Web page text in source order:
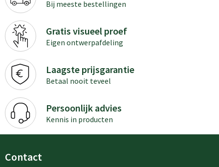
Bij meeste bestellingen
Gratis visueel proef
Eigen ontwerpafdeling
Laagste prijsgarantie
Betaal nooit teveel
Persoonlijk advies
Kennis in producten
Contact